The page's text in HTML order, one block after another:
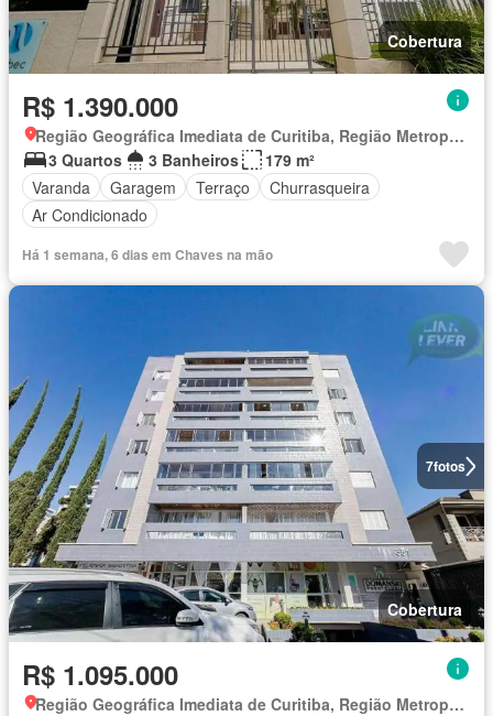
Cobertura
R$ 1.390.000
Região Geográfica Imediata de Curitiba, Região Metropolitana de Curitiba
3 Quartos
3 Banheiros
179 m²
Varanda
Garagem Terraço
Churrasqueira
Ar Condicionado
Há 1 semana, 6 dias em Chaves na mão
7fotos
Cobertura
R$ 1.095.000
Região Geográfica Imediata de Curitiba, Região Metropolitana de Curitiba